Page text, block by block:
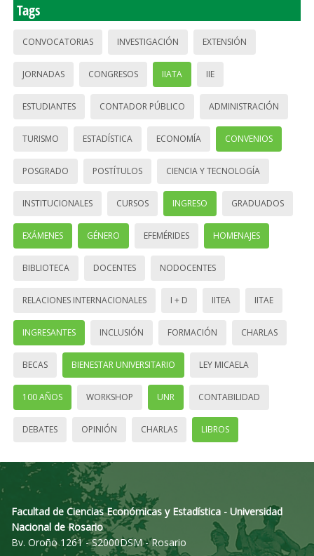
Tags
CONVOCATORIAS INVESTIGACIÓN EXTENSIÓN
JORNADAS CONGRESOS IIATA IIE
ESTUDIANTES CONTADOR PÚBLICO ADMINISTRACIÓN
TURISMO ESTADÍSTICA ECONOMÍA CONVENIOS
POSGRADO POSTÍTULOS CIENCIA Y TECNOLOGÍA
INSTITUCIONALES CURSOS INGRESO GRADUADOS
EXÁMENES GÉNERO EFEMÉRIDES HOMENAJES
BIBLIOTECA DOCENTES NODOCENTES
RELACIONES INTERNACIONALES I + D IITEA IITAE
INGRESANTES INCLUSIÓN FORMACIÓN CHARLAS
BECAS BIENESTAR UNIVERSITARIO LEY MICAELA
100 AÑOS WORKSHOP UNR CONTABILIDAD
DEBATES OPINIÓN CHARLAS LIBROS
Facultad de Ciencias Económicas y Estadística - Universidad
Nacional de Rosario
Bv. Oroño 1261 - S2000DSM - Rosario